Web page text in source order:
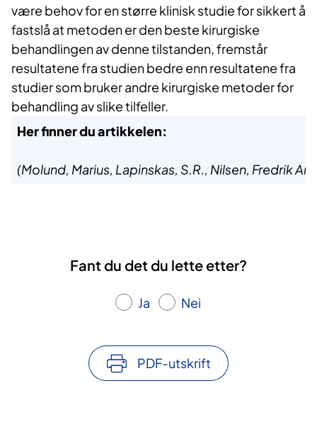
være behov for en større klinisk studie for sikkert å
fastslå at metoden er den beste kirurgiske
behandlingen av denne tilstanden, fremstår
resultatene fra studien bedre enn resultatene fra
studier som bruker andre kirurgiske metoder for
behandling av slike tilfeller.
Her finner du artikkelen:
(Molund, Marius, Lapinskas, S.R., Nilsen, Fredrik
Fant du det du lette etter?
Ja Nei
PDF-utskrift